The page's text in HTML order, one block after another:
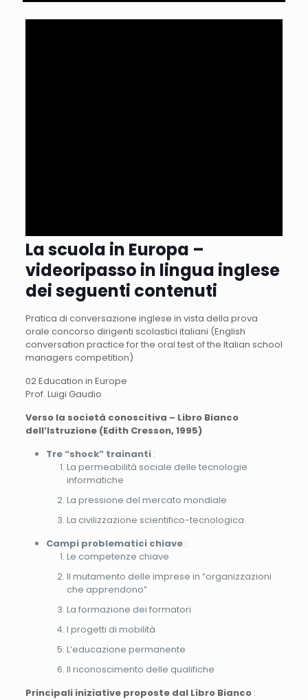
La scuola in Europa –
videoripasso in lingua inglese
dei seguenti contenuti
Pratica di conversazione inglese in vista della prova
orale concorso dirigenti scolastici italiani (English
conversation practice for the oral test of the Italian school
managers competition)
02 Education in Europe
Prof. Luigi Gaudio
Verso la società conoscitiva – Libro Bianco
dell’Istruzione (Edith Cresson, 1995)
Tre “shock” trainanti :
La permeabilità sociale delle tecnologie
informatiche
La pressione del mercato mondiale
La civilizzazione scientifico-tecnologica
Campi problematici chiave :
Le competenze chiave
Il mutamento delle imprese in “organizzazioni
che apprendono”
La formazione dei formatori
I progetti di mobilità
L’educazione permanente
Il riconoscimento delle qualifiche
Principali iniziative proposte dal Libro Bianco :